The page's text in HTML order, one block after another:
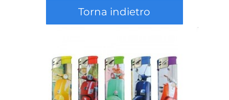
Torna indietro